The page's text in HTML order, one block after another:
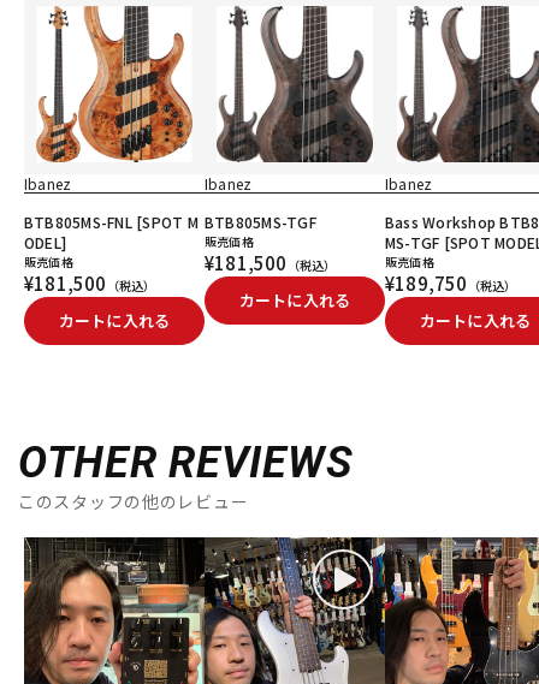
Ibanez
BTB805MS-FNL [SPOT M
ODEL]
販売価格
¥181,500 （税込）
カートに入れる
Ibanez
BTB805MS-TGF
販売価格
¥181,500 （税込）
カートに入れる
Ibanez
Bass Workshop
MS-TGF [SPOT
販売価格
¥189,750 （税込）
カートに入れる
OTHER REVIEWS
このスタッフの他のレビュー